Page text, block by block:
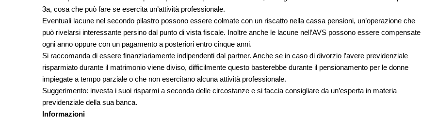
3a, cosa che può fare se esercita un’attività professionale.
Eventuali lacune nel secondo pilastro possono essere colmate con un riscatto nella cassa pensioni, un’operazione che
può rivelarsi interessante persino dal punto di vista fiscale. Inoltre anche le lacune nell’AVS possono essere compensate
ogni anno oppure con un pagamento a posteriori entro cinque anni.
Si raccomanda di essere finanziariamente indipendenti dal partner. Anche se in caso di divorzio l’avere previdenziale
risparmiato durante il matrimonio viene diviso, difficilmente questo basterebbe durante il pensionamento per le donne
impiegate a tempo parziale o che non esercitano alcuna attività professionale.
Suggerimento: investa i suoi risparmi a seconda delle circostanze e si faccia consigliare da un’esperta in materia
previdenziale della sua banca.
Informazioni